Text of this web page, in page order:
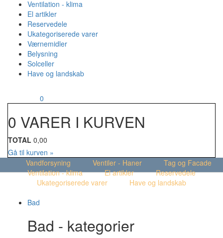
Ventilation - klima
El artikler
Reservedele
Ukategoriserede varer
Værnemidler
Belysning
Solceller
Have og landskab
0
0 VARER I KURVEN
TOTAL 0,00
Gå til kurven »
Vandforsyning
Ventiler - Haner
Tag og Facade
Ventilation - klima
El artikler
Reservedele
Ukategoriserede varer
Have og landskab
Bad
Bad - kategorier